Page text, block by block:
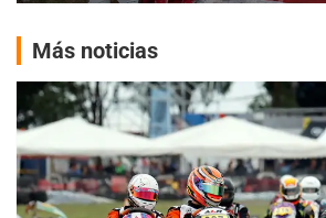
Más noticias